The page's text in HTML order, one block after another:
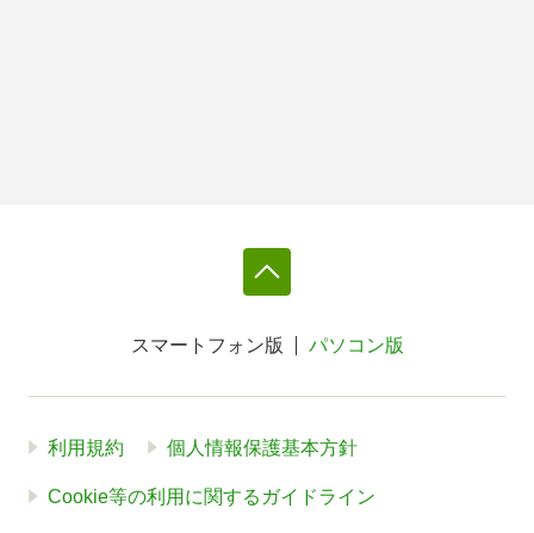
スマートフォン版 パソコン版
利用規約 個人情報保護基本方針
Cookie等の利用に関するガイドライン